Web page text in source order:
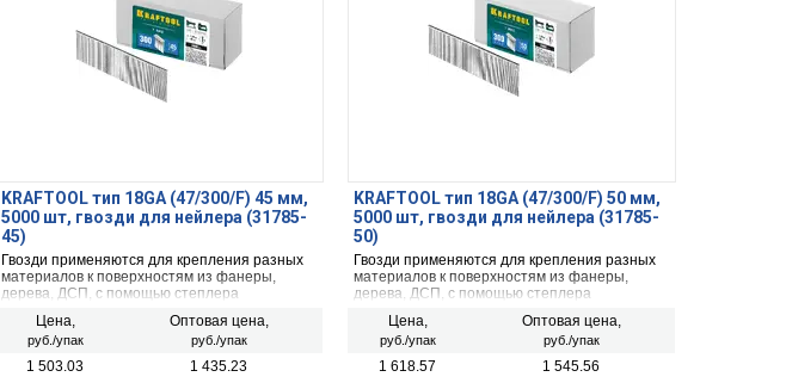
KRAFTOOL тип 18GA (47/300/F) 45 мм,
5000 шт, гвозди для нейлера (31785-
45)
Гвозди применяются для крепления разных
материалов к поверхностям из фанеры,
дерева, ДСП, с помощью степлера
Цена,
руб./упак
Оптовая цена,
руб./упак
1 503.03 1 435.23
KRAFTOOL тип 18GA (47/300/F) 50 мм,
5000 шт, гвозди для нейлера (31785-
50)
Гвозди применяются для крепления разных
материалов к поверхностям из фанеры,
дерева, ДСП, с помощью степлера
Цена,
руб./упак
Оптовая цена,
руб./упак
1 618.57 1 545.56